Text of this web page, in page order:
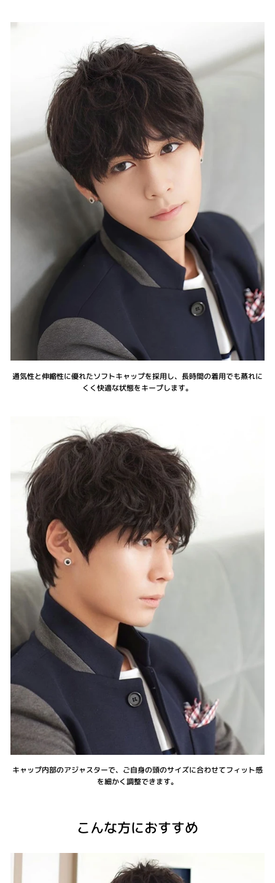
通気性と伸縮性に優れたソフトキャップを採用し、長時間の着用でも蒸れに
くく快適な状態をキープします。
キャップ内部のアジャスターで、ご自身の頭のサイズに合わせてフィット感
を細かく調整できます。
こんな方におすすめ